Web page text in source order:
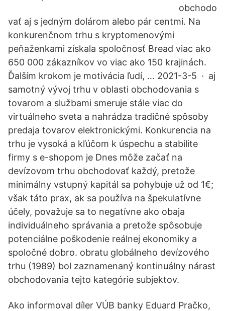
obchodo
vať aj s jedným dolárom alebo pár centmi. Na
konkurenčnom trhu s kryptomenovými
peňaženkami získala spoločnosť Bread viac ako
650 000 zákazníkov vo viac ako 150 krajinách.
Ďalším krokom je motivácia ľudí, … 2021-3-5 · aj
samotný vývoj trhu v oblasti obchodovania s
tovarom a službami smeruje stále viac do
virtuálneho sveta a nahrádza tradičné spôsoby
predaja tovarov elektronickými. Konkurencia na
trhu je vysoká a kľúčom k úspechu a stabilite
firmy s e-shopom je Dnes môže začať na
devízovom trhu obchodovať každý, pretože
minimálny vstupný kapitál sa pohybuje už od 1€;
však táto prax, ak sa používa na špekulatívne
účely, považuje sa to negatívne ako obaja
individuálneho správania a pretože spôsobuje
potenciálne poškodenie reálnej ekonomiky a
spoločné dobro. obratu globálneho devízového
trhu (1989) bol zaznamenaný kontinuálny nárast
obchodovania tejto kategórie subjektov.
Ako informoval díler VÚB banky Eduard Pračko,